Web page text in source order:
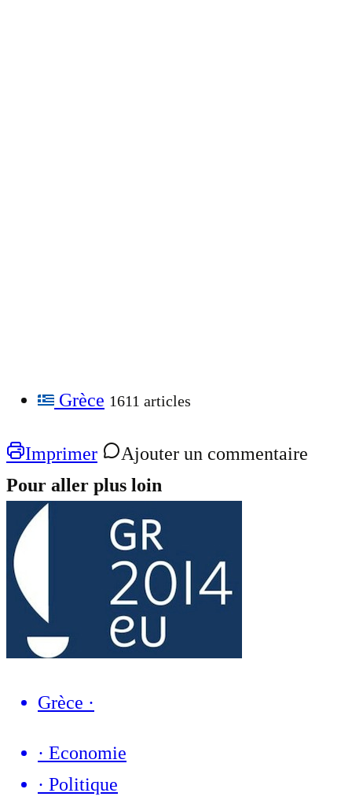
Grèce 1611 articles
Imprimer
Ajouter un commentaire
Pour aller plus loin
Grèce ·
· Economie
· Politique